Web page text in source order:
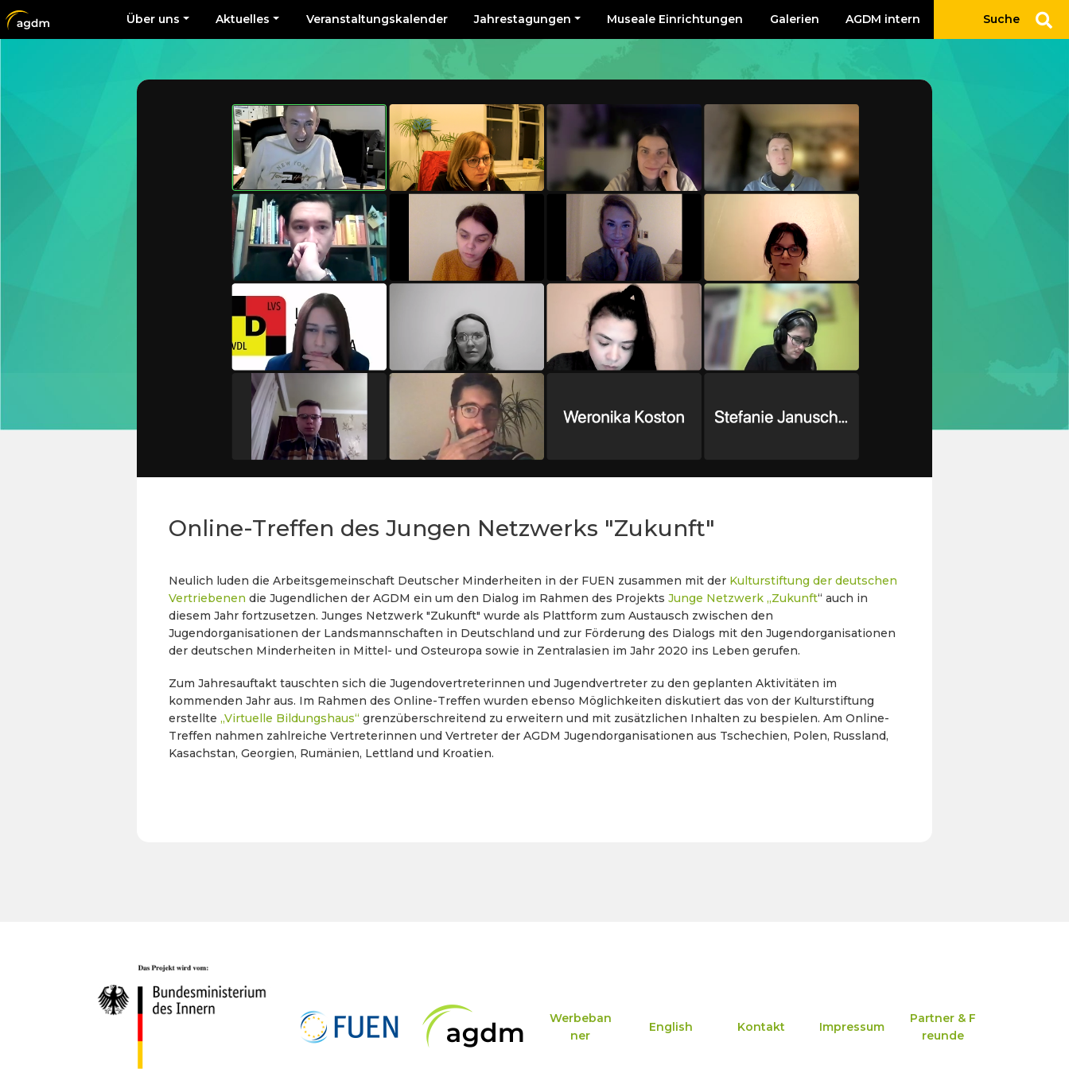
Über uns Aktuelles Veranstaltungskalender Jahrestagungen Museale Einrichtungen Galerien AGDM intern
Online-Treffen des Jungen Netzwerks "Zukunft"
Neulich luden die Arbeitsgemeinschaft Deutscher Minderheiten in der FUEN zusammen mit der Kulturstiftung der deutschen
Vertriebenen die Jugendlichen der AGDM ein um den Dialog im Rahmen des Projekts Junge Netzwerk „Zukunft“ auch in
diesem Jahr fortzusetzen. Junges Netzwerk "Zukunft" wurde als Plattform zum Austausch zwischen den
Jugendorganisationen der Landsmannschaften in Deutschland und zur Förderung des Dialogs mit den Jugendorganisationen
der deutschen Minderheiten in Mittel- und Osteuropa sowie in Zentralasien im Jahr 2020 ins Leben gerufen.
Zum Jahresauftakt tauschten sich die Jugendovertreterinnen und Jugendvertreter zu den geplanten Aktivitäten im
kommenden Jahr aus. Im Rahmen des Online-Treffen wurden ebenso Möglichkeiten diskutiert das von der Kulturstiftung
erstellte „Virtuelle Bildungshaus“ grenzüberschreitend zu erweitern und mit zusätzlichen Inhalten zu bespielen. Am Online-
Treffen nahmen zahlreiche Vertreterinnen und Vertreter der AGDM Jugendorganisationen aus Tschechien, Polen, Russland,
Kasachstan, Georgien, Rumänien, Lettland und Kroatien.
Werbeban
ner
English Kontakt Impressum
Partner & F
reunde